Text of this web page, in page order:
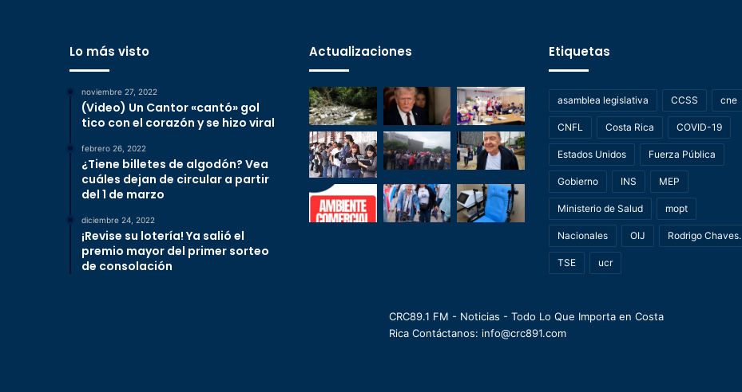
Lo más visto
noviembre 27, 2022
(Video) Un Cantor «cantó» gol
tico con el corazón y se hizo viral
febrero 26, 2022
¿Tiene billetes de algodón? Vea
cuáles dejan de circular a partir
del 1 de marzo
diciembre 24, 2022
¡Revise su lotería! Ya salió el
premio mayor del primer sorteo
de consolación
Actualizaciones Etiquetas
asamblea legislativa CCSS cne
CNFL Costa Rica COVID-19
Estados Unidos Fuerza Pública
Gobierno INS MEP
Ministerio de Salud mopt
Nacionales OIJ Rodrigo Chaves.
TSE ucr
CRC89.1 FM - Noticias - Todo Lo Que Importa en Costa
Rica Contáctanos: info@crc891.com